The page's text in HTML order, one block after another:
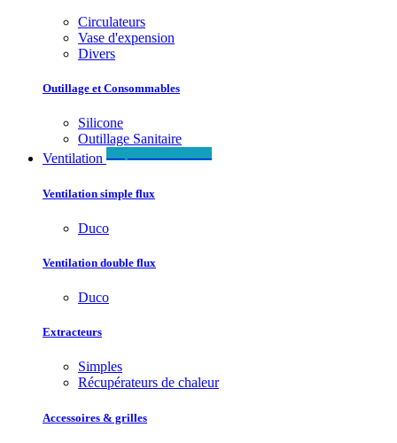
Circulateurs
Vase d'expension
Divers
Outillage et Consommables
Silicone
Outillage Sanitaire
Ventilation
Ventilation simple flux
Duco
Ventilation double flux
Duco
Extracteurs
Simples
Récupérateurs de chaleur
Accessoires & grilles